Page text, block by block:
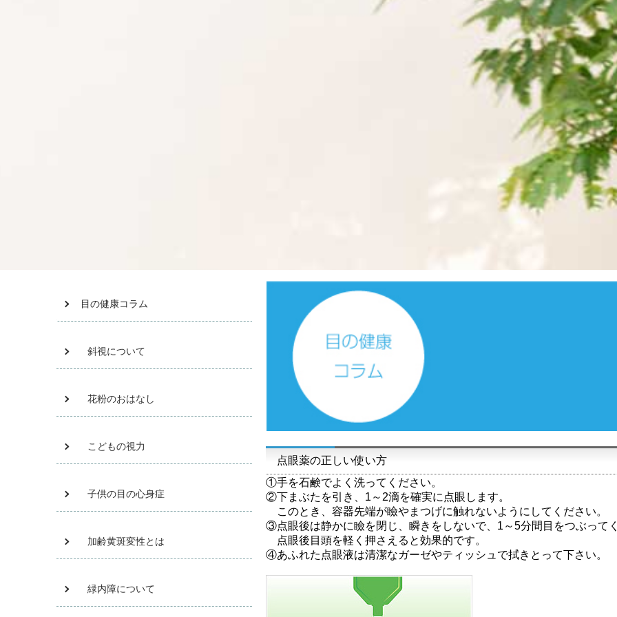
目の健康コラム
斜視について
花粉のおはなし
こどもの視力
子供の目の心身症
加齢黄斑変性とは
緑内障について
点眼薬の正しい使い方
①手を石鹸でよく洗ってください。
②下まぶたを引き、1～2滴を確実に点眼します。
このとき、容器先端が瞼やまつげに触れないようにしてください。
③点眼後は静かに瞼を閉じ、瞬きをしないで、1～5分間目をつぶって
点眼後目頭を軽く押さえると効果的です。
④あふれた点眼液は清潔なガーゼやティッシュで拭きとって下さい。